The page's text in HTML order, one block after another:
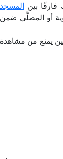
بين المسجد
أو المصلَّى ضمن
يمنع من مشاهدة